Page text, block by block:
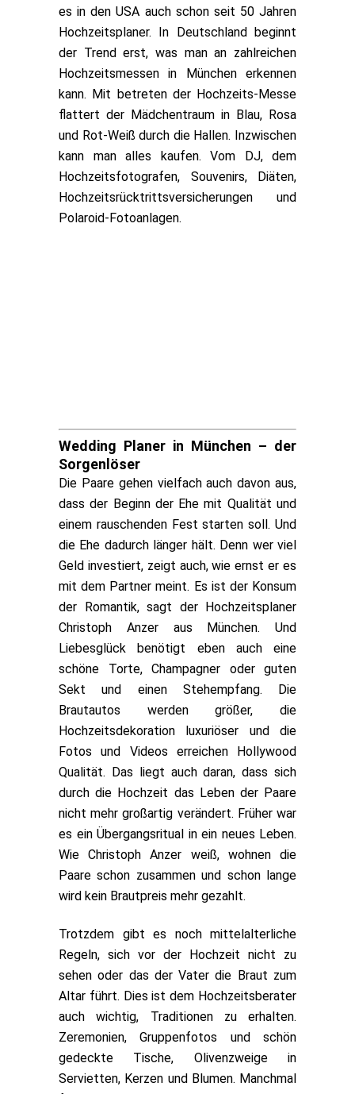
es in den USA auch schon seit 50 Jahren
Hochzeitsplaner. In Deutschland beginnt
der Trend erst, was man an zahlreichen
Hochzeitsmessen in München erkennen
kann. Mit betreten der Hochzeits-Messe
flattert der Mädchentraum in Blau, Rosa
und Rot-Weiß durch die Hallen. Inzwischen
kann man alles kaufen. Vom DJ, dem
Hochzeitsfotografen, Souvenirs, Diäten,
Hochzeitsrücktrittsversicherungen und
Polaroid-Fotoanlagen.
Wedding Planer in München – der
Sorgenlöser
Die Paare gehen vielfach auch davon aus,
dass der Beginn der Ehe mit Qualität und
einem rauschenden Fest starten soll. Und
die Ehe dadurch länger hält. Denn wer viel
Geld investiert, zeigt auch, wie ernst er es
mit dem Partner meint. Es ist der Konsum
der Romantik, sagt der Hochzeitsplaner
Christoph Anzer aus München. Und
Liebesglück benötigt eben auch eine
schöne Torte, Champagner oder guten
Sekt und einen Stehempfang. Die
Brautautos werden größer, die
Hochzeitsdekoration luxuriöser und die
Fotos und Videos erreichen Hollywood
Qualität. Das liegt auch daran, dass sich
durch die Hochzeit das Leben der Paare
nicht mehr großartig verändert. Früher war
es ein Übergangsritual in ein neues Leben.
Wie Christoph Anzer weiß, wohnen die
Paare schon zusammen und schon lange
wird kein Brautpreis mehr gezahlt.
Trotzdem gibt es noch mittelalterliche
Regeln, sich vor der Hochzeit nicht zu
sehen oder das der Vater die Braut zum
Altar führt. Dies ist dem Hochzeitsberater
auch wichtig, Traditionen zu erhalten.
Zeremonien, Gruppenfotos und schön
gedeckte Tische, Olivenzweige in
Servietten, Kerzen und Blumen. Manchmal